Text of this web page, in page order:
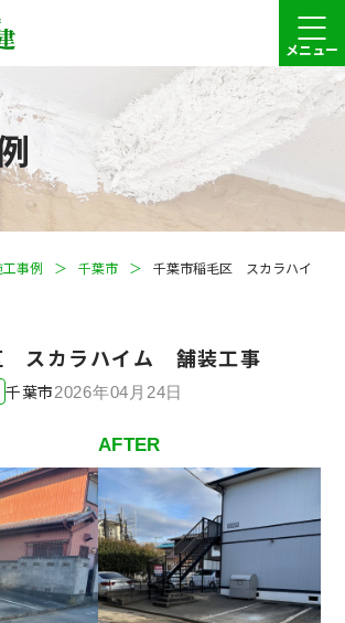
メニュー
工事例 千葉市
千葉市稲毛区 スカラハイ
スカラハイム 舗装工事
千葉市2026年04月24日
AFTER